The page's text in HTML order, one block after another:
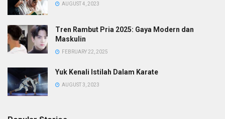
AUGUST 4, 2023
Tren Rambut Pria 2025: Gaya Modern dan
Maskulin
FEBRUARY 22, 2025
Yuk Kenali Istilah Dalam Karate
AUGUST 3, 2023